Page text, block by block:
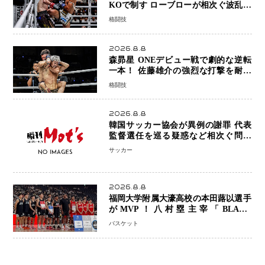
KOで制す ローブローが相次ぐ波乱の
展開…涙の勝利「生まれてくる娘のた
格闘技
2026.8.8
森昴星 ONEデビュー戦で劇的な逆転
一本！ 佐藤雄介の強烈な打撃を耐え
抜き、リアネイキッドチョークで勝利
格闘技
2026.8.8
韓国サッカー協会が異例の謝罪 代表
監督選任を巡る疑惑など相次ぐ問題
「組織の刷新」誓う
サッカー
2026.8.8
福岡大学附属大濠高校の本田蕗以選手
がMVP！八村塁主宰「BLACK
SAMURAI SUMMIT 2026」で存在
なった」
バスケット